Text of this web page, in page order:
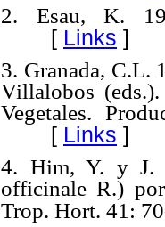
2. Esau, K.
[ Links ]
3. Granada, C.L.
Villalobos
Vegetales.
[ Links ]
4. Him, Y. y J.
officinale R.)
Trop. Hort. 41: